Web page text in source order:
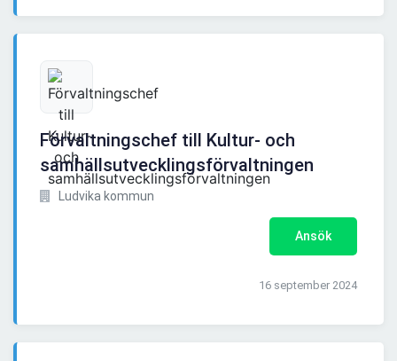
Förvaltningschef till Kultur- och
samhällsutvecklingsförvaltningen
Ludvika kommun
Ansök
16 september 2024